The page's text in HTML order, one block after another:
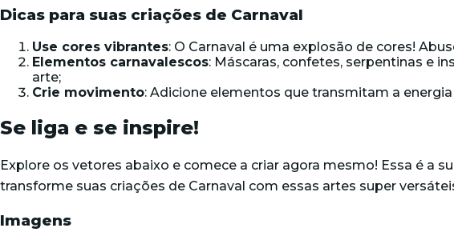
Dicas para suas criações de Carnaval
Use cores vibrantes: O Carnaval é uma explosão de cores!
Elementos carnavalescos: Máscaras, confetes, serpentinas e
arte;
Crie movimento: Adicione elementos que transmitam a
Se liga e se inspire!
Explore os vetores abaixo e comece a criar agora mesmo! Essa é a
transforme suas criações de Carnaval com essas artes super
Imagens